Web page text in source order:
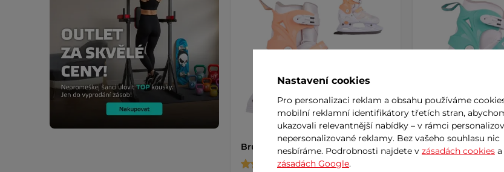
Brusle 2v1 inSPORTline Frolita
5(17)
Brusle 2v1
Nastavení cookies
Pro personalizaci reklam a obsahu používáme
mobilní reklamní identifikátory třetích stran,
ukazovali relevantnější nabídky – v rámci
nepersonalizované reklamy. Bez vašeho souhlasu nic
nesbíráme. Podrobnosti najdete v zásadách cookies
zásadách Google.